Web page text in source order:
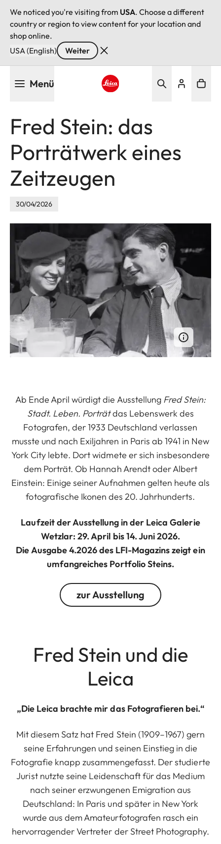
We noticed you're visiting from USA. Choose a different
country or region to view content for your location and
shop online.
USA (English)
Weiter
Menü
Fred Stein: das
Porträtwerk eines
Zeitzeugen
30/04/2026
Ab Ende April würdigt die Ausstellung Fred Stein:
Stadt. Leben. Porträtdas Lebenswerk des
Fotografen, der 1933 Deutschland verlassen
musste und nach Exiljahren in Paris ab 1941 in New
York City lebte. Dort widmete er sich insbesondere
dem Porträt. Ob Hannah Arendt oder Albert
Einstein: Einige seiner Aufnahmen gelten heute als
fotografische Ikonen des 20. Jahrhunderts.
Laufzeit der Ausstellung in der Leica Galerie
Wetzlar: 29. April bis 14. Juni 2026.
Die Ausgabe 4.2026 des LFI-Magazins zeigt ein
umfangreiches Portfolio Steins.
zur Ausstellung
Fred Stein und die
Leica
„Die Leica brachte mir das Fotografieren bei.“
Mit diesem Satz hat Fred Stein (1909–1967) gern
seine Erfahrungen und seinen Einstieg in die
Fotografie knapp zusammengefasst. Der studierte
Jurist nutzte seine Leidenschaft für das Medium
nach seiner erzwungenen Emigration aus
Deutschland: In Paris und später in New York
wurde aus dem Amateurfotografen rasch ein
hervorragender Vertreter der Street Photography.